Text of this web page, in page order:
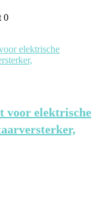
0
voor elektrische